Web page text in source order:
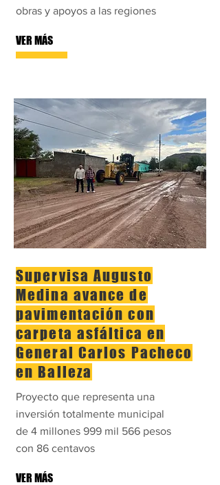
obras y apoyos a las regiones
VER MÁS
Supervisa Augusto
Medina avance de
pavimentación con
carpeta asfáltica en
General Carlos Pacheco
en Balleza
Proyecto que representa una
inversión totalmente municipal
de 4 millones 999 mil 566 pesos
con 86 centavos
VER MÁS